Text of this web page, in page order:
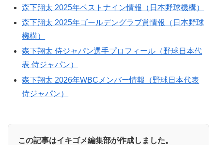
森下翔太 2025年ベストナイン情報（日本野球機構）
森下翔太 2025年ゴールデングラブ賞情報（日本野球
機構）
森下翔太 侍ジャパン選手プロフィール（野球日本代
表 侍ジャパン）
森下翔太 2026年WBCメンバー情報（野球日本代表
侍ジャパン）
この記事はイキゴメ編集部が作成しました。